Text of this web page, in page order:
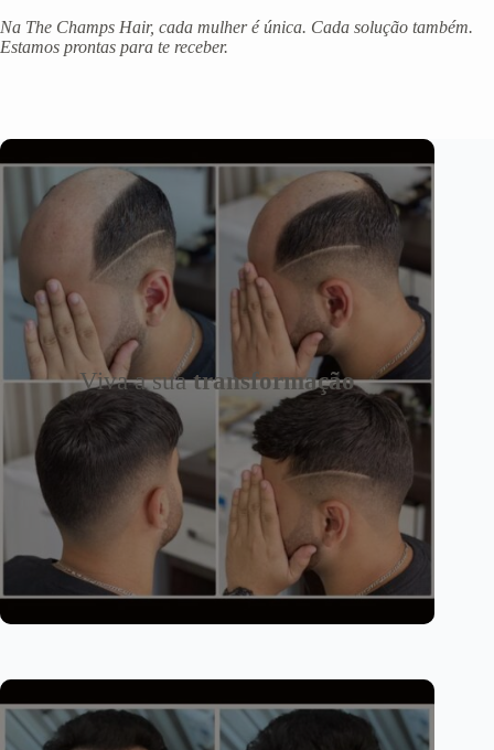
Na The Champs Hair, cada mulher é única. Cada solução também.
Estamos prontas para te receber.
Viva a suatransformação